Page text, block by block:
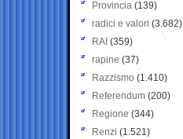
Provincia (139)
radici e valori (3.682)
RAI (359)
rapine (37)
Razzismo (1.410)
Referendum (200)
Regione (344)
Renzi (1.521)